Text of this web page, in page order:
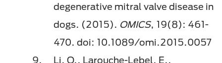
degenerative mitral valve disease in
dogs. (2015). OMICS, 19(8): 461-
470. doi: 10.1089/omi.2015.0057
Li, Q., Larouche-Lebel, E.,